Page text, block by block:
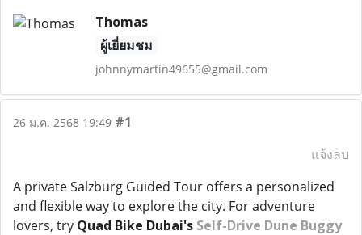
Thomas
ผู้เยี่ยมชม
johnnymartin49655@gmail.com
26 ม.ค. 2568 19:49 #1
แจ้งลบ
A private Salzburg Guided Tour offers a personalized
and flexible way to explore the city. For adventure
lovers, try Quad Bike Dubai's Self-Drive Dune Buggy